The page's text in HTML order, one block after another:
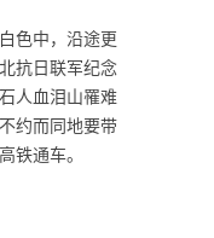
色中，沿途更
抗日联军纪念
人血泪山罹难
约而同地要带
铁通车。